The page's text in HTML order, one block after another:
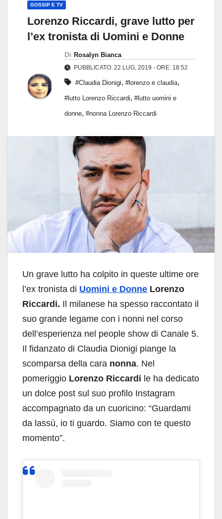
GOSSIP E TV
Lorenzo Riccardi, grave lutto per
l’ex tronista di Uomini e Donne
Di Rosalyn Bianca
PUBBLICATO: 22 LUG, 2019 - ORE: 18:52
#Claudia Dionigi, #lorenzo e claudia,
#lutto Lorenzo Riccardi, #lutto uomini e
donne, #nonna Lorenzo Riccardi
Un grave lutto ha colpito in queste ultime ore
l’ex tronista di Uomini e Donne Lorenzo
Riccardi. Il milanese ha spesso raccontato il
suo grande legame con i nonni nel corso
dell’esperienza nel people show di Canale 5.
Il fidanzato di Claudia Dionigi piange la
scomparsa della cara nonna. Nel
pomeriggio Lorenzo Riccardi le ha dedicato
un dolce post sul suo profilo Instagram
accompagnato da un cuoricino: “Guardami
da lassù, io ti guardo. Siamo con te questo
momento”.